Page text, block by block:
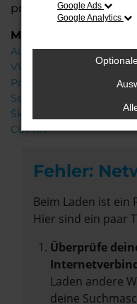
präsentieren!
Marken
Audi
VW
Porsche
Seat
Škoda
CUPRA
Fehler:
Beim Laden ist ein
Hier sind ein paar
Überprüfe
Laden andere
deine
Google Ads
Google Analytics